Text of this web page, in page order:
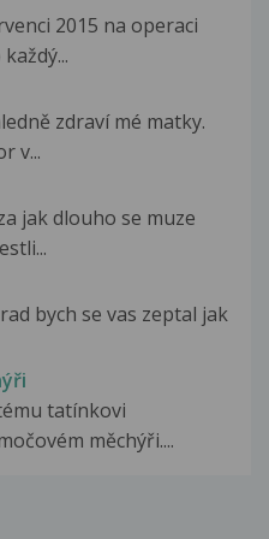
2015 na operaci
zdraví mé matky.
v...
jak dlouho se muze
bych se vas zeptal jak
tatínkovi
měchýři....